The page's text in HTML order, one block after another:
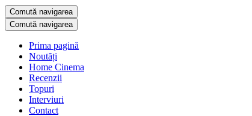
Comută navigarea
Comută navigarea
Prima pagină
Noutăți
Home Cinema
Recenzii
Topuri
Interviuri
Contact